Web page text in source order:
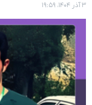
۳ آذر ۱۴۰۴، ۱۹:۵۹